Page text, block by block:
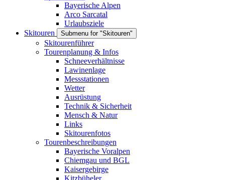
Bayerische Alpen
Arco Sarcatal
Urlaubsziele
Skitouren
Submenu for "Skitouren"
Skitourenführer
Tourenplanung & Infos
Schneeverhältnisse
Lawinenlage
Messstationen
Wetter
Ausrüstung
Technik & Sicherheit
Mensch & Natur
Links
Skitourenfotos
Tourenbeschreibungen
Bayerische Voralpen
Chiemgau und BGL
Kaisergebirge
Kitzbüheler